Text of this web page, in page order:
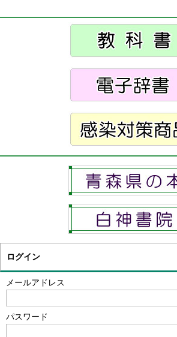
ログイン
メールアドレス
パスワード